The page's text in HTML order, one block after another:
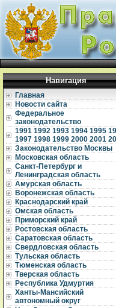
Навигация
Главная
Новости сайта
Федеральное
законодательство
1991 1992 1993 1994 1995
1997 1998 1999 2000 2001
Законодательство Москвы
Московская область
Санкт-Петербург и
Ленинградская область
Амурская область
Воронежская область
Краснодарский край
Омская область
Приморский край
Ростовская область
Саратовская область
Свердловская область
Тульская область
Тюменская область
Тверская область
Республика Удмуртия
Ханты-Мансийский
автономный округ